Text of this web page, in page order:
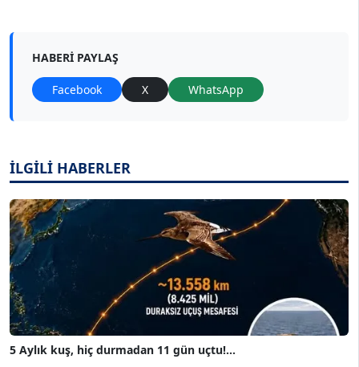
HABERI PAYLAŞ
Facebook X WhatsApp
İLGİLİ HABERLER
5 Aylık kuş, hiç durmadan 11 gün uçtu!...